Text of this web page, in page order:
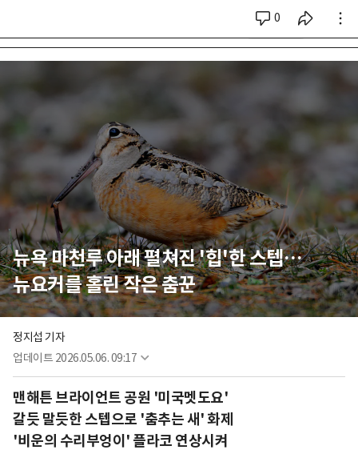
0
시리즈 전체
뉴욕 마천루 아래 펼쳐진 '힙'한 스텝…
뉴요커를 홀린 작은 춤꾼
정지섭 기자
업데이트 2026.05.06. 09:17
맨해튼 브라이언트 공원 '미국멧도요'
갈듯 말듯한 스텝으로 '춤추는 새' 화제
'비운의 수리부엉이' 플라코 연상시켜